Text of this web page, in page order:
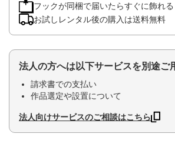
フックが同梱で届いたらすぐに飾れる
お試しレンタル後の購入は送料無料
法人の方へは以下サービスを別途ご
請求書での支払い
作品選定や設置について
法人向けサービスのご相談はこちら